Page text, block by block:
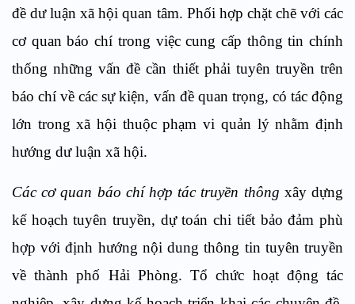
đề dư luận xã hội quan tâm. Phối hợp chặt chẽ với các
cơ quan báo chí trong việc cung cấp thông tin chính
thống những vấn đề cần thiết phải tuyên truyền trên
báo chí về các sự kiện, vấn đề quan trọng, có tác động
lớn trong xã hội thuộc phạm vi quản lý nhằm định
hướng dư luận xã hội.
Các cơ quan báo chí hợp tác truyền thông xây dựng
kế hoạch tuyên truyền, dự toán chi tiết bảo đảm phù
hợp với định hướng nội dung thông tin tuyên truyền
về thành phố Hải Phòng. Tổ chức hoạt động tác